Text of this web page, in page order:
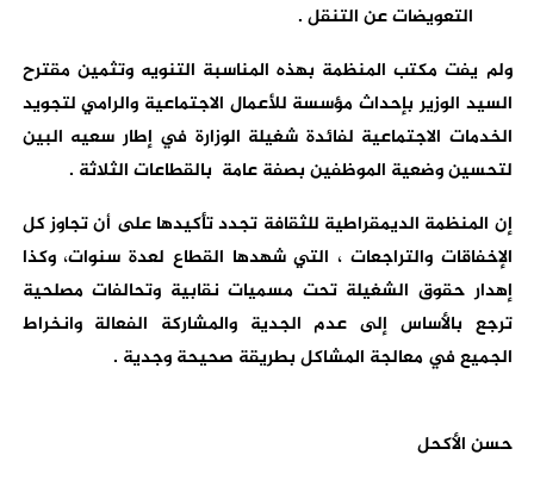
التعويضات عن التنقل .
ولم يفت مكتب المنظمة بهذه المناسبة التنويه وتثمين مقترح
السيد الوزير بإحداث مؤسسة للأعمال الاجتماعية والرامي لتجويد
الخدمات الاجتماعية لفائدة شغيلة الوزارة في إطار سعيه البين
لتحسين وضعية الموظفين بصفة عامة بالقطاعات الثلاثة .
إن المنظمة الديمقراطية للثقافة تجدد تأكيدها على أن تجاوز كل
الإخفاقات والتراجعات ، التي شهدها القطاع لعدة سنوات، وكذا
إهدار حقوق الشغيلة تحت مسميات نقابية وتحالفات مصلحية
ترجع بالأساس إلى عدم الجدية والمشاركة الفعالة وانخراط
الجميع في معالجة المشاكل بطريقة صحيحة وجدية .
حسن الأكحل